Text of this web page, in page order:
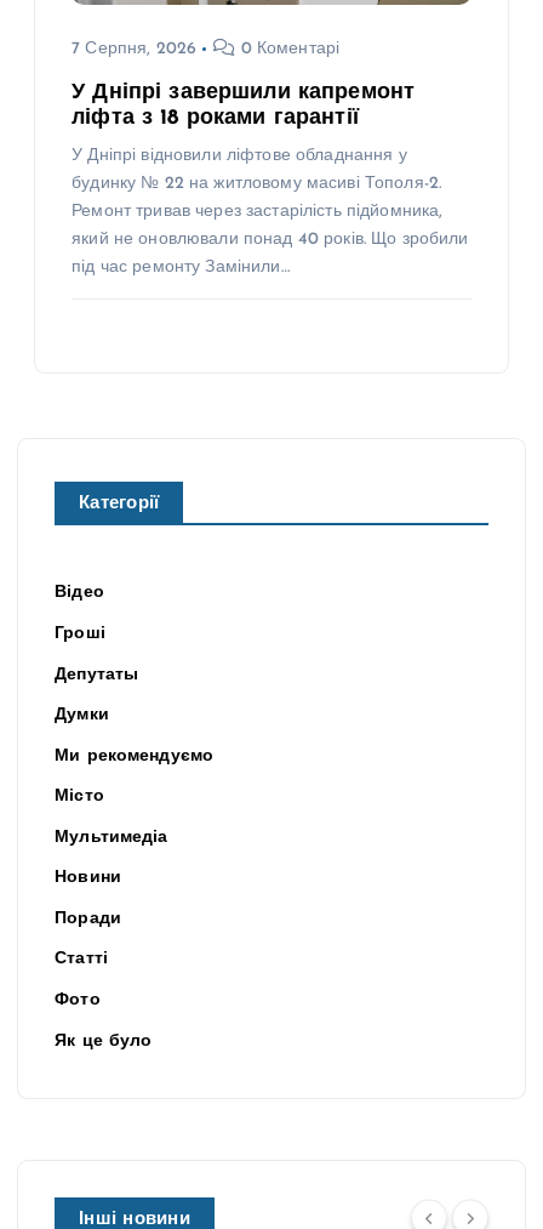
7 Серпня, 2026 0 Коментарі
У Дніпрі завершили капремонт
ліфта з 18 роками гарантії
У Дніпрі відновили ліфтове обладнання у
будинку № 22 на житловому масиві Тополя-2.
Ремонт тривав через застарілість підйомника,
який не оновлювали понад 40 років. Що зробили
під час ремонту Замінили…
Категорії
Відео
Гроші
Депутаты
Думки
Ми рекомендуємо
Місто
Мультимедіа
Новини
Поради
Статті
Фото
Як це було
Інші новини